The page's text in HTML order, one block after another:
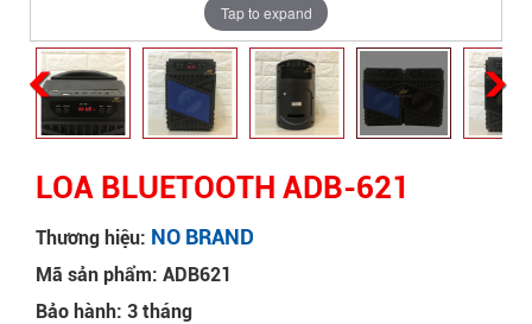
Tap to expand
LOA BLUETOOTH ADB-621
Thương hiệu: NO BRAND
Mã sản phẩm: ADB621
Bảo hành: 3 tháng